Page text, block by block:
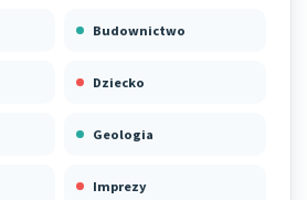
Budownictwo
Dziecko
Geologia
Imprezy